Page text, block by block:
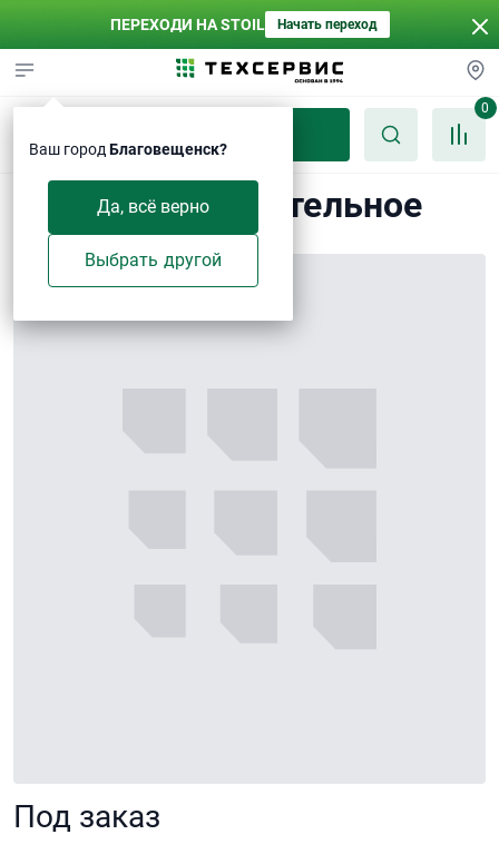
ПЕРЕХОДИ НА STOIL Начать переход
Ваш город Благовещенск?
Да, всё верно
Выбрать другой
0
Кольцо уплотнительное
Под заказ